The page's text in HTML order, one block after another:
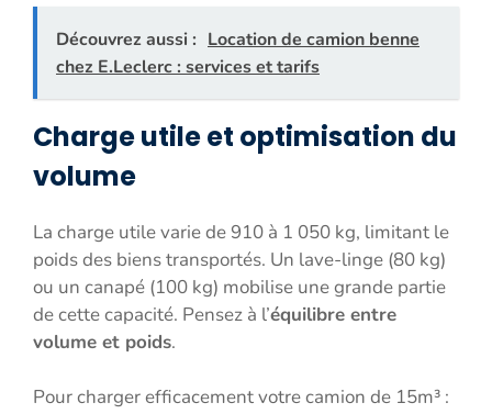
Découvrez aussi : Location de camion benne
chez E.Leclerc : services et tarifs
Charge utile et optimisation du
volume
La charge utile varie de 910 à 1 050 kg, limitant le
poids des biens transportés. Un lave-linge (80 kg)
ou un canapé (100 kg) mobilise une grande partie
de cette capacité. Pensez à l’équilibre entre
volume et poids.
Pour charger efficacement votre camion de 15m³ :